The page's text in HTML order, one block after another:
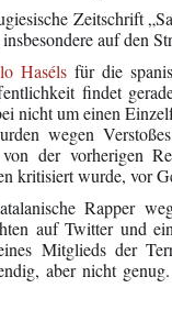
Zeitschrift
auf den
Hasélsfür die
findet
nicht um einen
wegen
der vorherigen
kritisiert wurde, vor
Rapper
auf Twitter und
Mitglieds der
aber nicht